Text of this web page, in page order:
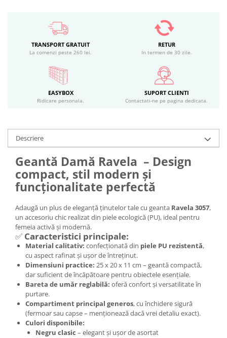
TRANSPORT GRATUIT
La comenzi peste 260 lei.
RETUR
In termen de 30 zile.
EASYBOX
Ridicare personala.
SUPORT CLIENTI
Contactati-ne pe pagina dedicata.
Descriere
Geantă Damă Ravela – Design
compact, stil modern și
funcționalitate perfectă
Adaugă un plus de eleganță ținutelor tale cu geanta Ravela 3057,
un accesoriu chic realizat din piele ecologică (PU), ideal pentru
femeia activă și modernă.
✅ Caracteristici principale:
Material calitativ: confecționată din piele PU rezistentă,
cu aspect rafinat și ușor de întreținut.
Dimensiuni practice: 25 x 20 x 11 cm – geantă compactă,
dar suficient de încăpătoare pentru obiectele esențiale.
Bareta de umăr reglabilă: oferă confort și versatilitate în
purtare.
Compartiment principal generos, cu închidere sigură
(fermoar sau capse – menționează dacă vrei detaliu exact).
Culori disponibile:
Negru clasic – elegant și ușor de asortat